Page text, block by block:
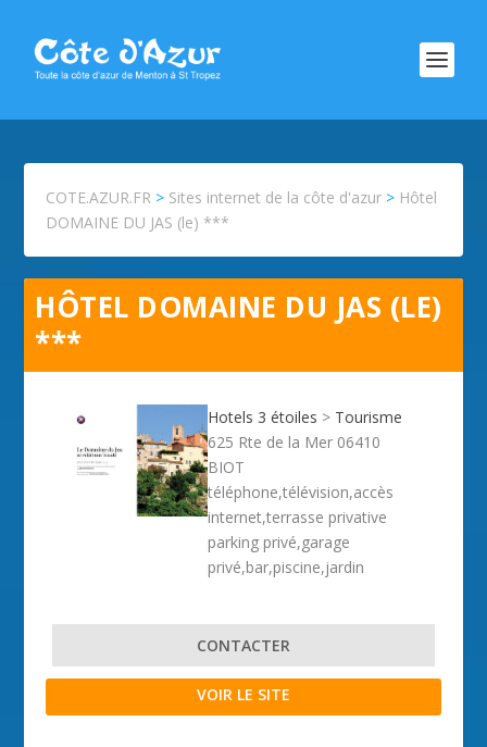
COTE.AZUR.FR > Sites internet de la côte d'azur > Hôtel
DOMAINE DU JAS (le) ***
HÔTEL DOMAINE DU JAS (LE)
***
Hotels 3 étoiles > Tourisme
625 Rte de la Mer 06410
BIOT
téléphone,télévision,accès
internet,terrasse privative
parking privé,garage
privé,bar,piscine,jardin
CONTACTER
VOIR LE SITE